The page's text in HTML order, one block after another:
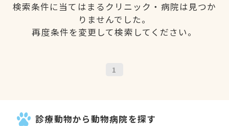
検索条件に当てはまるクリニック・病院は見つか
りませんでした。
再度条件を変更して検索してください。
1
診療動物から動物病院を探す